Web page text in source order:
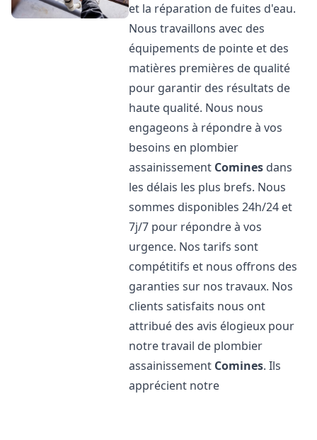
et la réparation de fuites d'eau.
Nous travaillons avec des
équipements de pointe et des
matières premières de qualité
pour garantir des résultats de
haute qualité. Nous nous
engageons à répondre à vos
besoins en plombier
assainissement Comines dans
les délais les plus brefs. Nous
sommes disponibles 24h/24 et
7j/7 pour répondre à vos
urgence. Nos tarifs sont
compétitifs et nous offrons des
garanties sur nos travaux. Nos
clients satisfaits nous ont
attribué des avis élogieux pour
notre travail de plombier
assainissement Comines. Ils
apprécient notre